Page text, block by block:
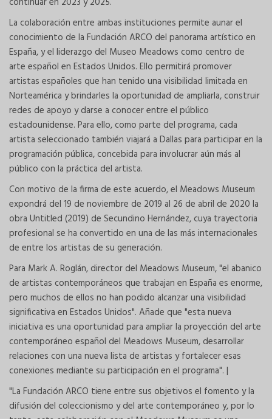
La colaboración entre ambas instituciones permite aunar el
conocimiento de la Fundación ARCO del panorama artístico en
España, y el liderazgo del Museo Meadows como centro de
arte español en Estados Unidos. Ello permitirá promover
artistas españoles que han tenido una visibilidad limitada en
Norteamérica y brindarles la oportunidad de ampliarla, construir
redes de apoyo y darse a conocer entre el público
estadounidense. Para ello, como parte del programa, cada
artista seleccionado también viajará a Dallas para participar en la
programación pública, concebida para involucrar aún más al
público con la práctica del artista.
Con motivo de la firma de este acuerdo, el Meadows Museum
expondrá del 19 de noviembre de 2019 al 26 de abril de 2020 la
obra Untitled (2019) de Secundino Hernández, cuya trayectoria
profesional se ha convertido en una de las más internacionales
de entre los artistas de su generación.
Para Mark A. Roglán, director del Meadows Museum, "el abanico
de artistas contemporáneos que trabajan en España es enorme,
pero muchos de ellos no han podido alcanzar una visibilidad
significativa en Estados Unidos". Añade que "esta nueva
iniciativa es una oportunidad para ampliar la proyección del arte
contemporáneo español del Meadows Museum, desarrollar
relaciones con una nueva lista de artistas y fortalecer esas
conexiones mediante su participación en el programa". |
"La Fundación ARCO tiene entre sus objetivos el fomento y la
difusión del coleccionismo y del arte contemporáneo y, por lo